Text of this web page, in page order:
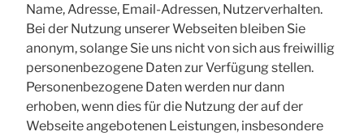
Name, Adresse, Email-Adressen, Nutzerverhalten.
Bei der Nutzung unserer Webseiten bleiben Sie
anonym, solange Sie uns nicht von sich aus freiwillig
personenbezogene Daten zur Verfügung stellen.
Personenbezogene Daten werden nur dann
erhoben, wenn dies für die Nutzung der auf der
Webseite angebotenen Leistungen, insbesondere